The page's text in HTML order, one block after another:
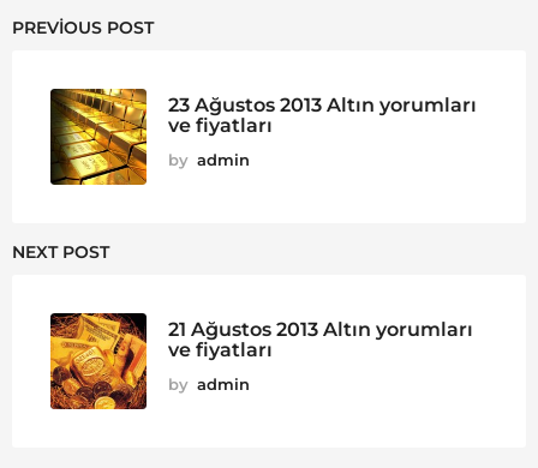
PREVIOUS POST
23 Ağustos 2013 Altın yorumları
ve fiyatları
by admin
NEXT POST
21 Ağustos 2013 Altın yorumları
ve fiyatları
by admin